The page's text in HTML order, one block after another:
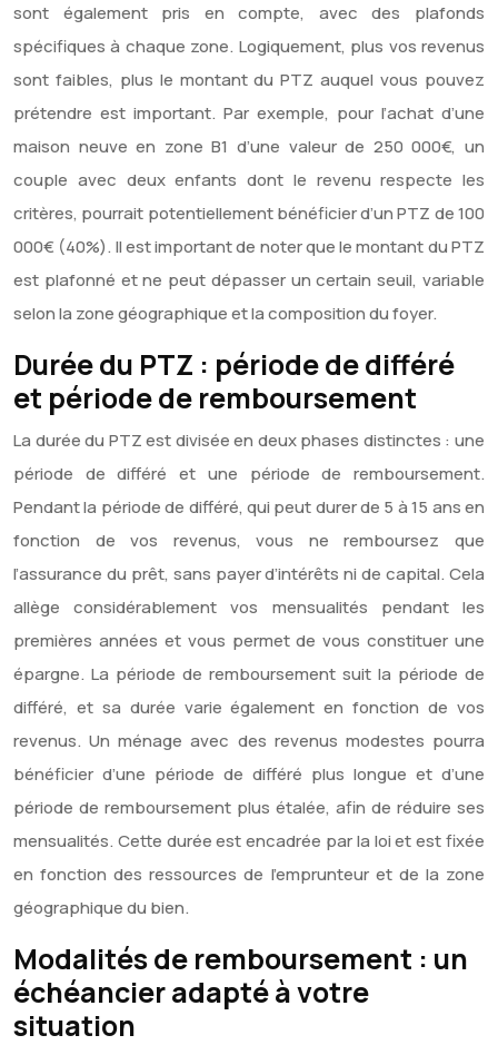
sont également pris en compte, avec des plafonds
spécifiques à chaque zone. Logiquement, plus vos revenus
sont faibles, plus le montant du PTZ auquel vous pouvez
prétendre est important. Par exemple, pour l’achat d’une
maison neuve en zone B1 d’une valeur de 250 000€, un
couple avec deux enfants dont le revenu respecte les
critères, pourrait potentiellement bénéficier d’un PTZ de 100
000€ (40%). Il est important de noter que le montant du PTZ
est plafonné et ne peut dépasser un certain seuil, variable
selon la zone géographique et la composition du foyer.
Durée du PTZ : période de différé
et période de remboursement
La durée du PTZ est divisée en deux phases distinctes : une
période de différé et une période de remboursement.
Pendant la période de différé, qui peut durer de 5 à 15 ans en
fonction de vos revenus, vous ne remboursez que
l’assurance du prêt, sans payer d’intérêts ni de capital. Cela
allège considérablement vos mensualités pendant les
premières années et vous permet de vous constituer une
épargne. La période de remboursement suit la période de
différé, et sa durée varie également en fonction de vos
revenus. Un ménage avec des revenus modestes pourra
bénéficier d’une période de différé plus longue et d’une
période de remboursement plus étalée, afin de réduire ses
mensualités. Cette durée est encadrée par la loi et est fixée
en fonction des ressources de l’emprunteur et de la zone
géographique du bien.
Modalités de remboursement : un
échéancier adapté à votre
situation